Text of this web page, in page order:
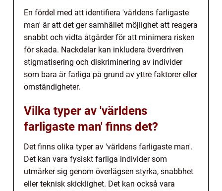
En fördel med att identifiera 'världens farligaste
man' är att det ger samhället möjlighet att reagera
snabbt och vidta åtgärder för att minimera risken
för skada. Nackdelar kan inkludera överdriven
stigmatisering och diskriminering av individer
som bara är farliga på grund av yttre faktorer eller
omständigheter.
Vilka typer av 'världens
farligaste man' finns det?
Det finns olika typer av 'världens farligaste man'.
Det kan vara fysiskt farliga individer som
utmärker sig genom överlägsen styrka, snabbhet
eller teknisk skicklighet. Det kan också vara